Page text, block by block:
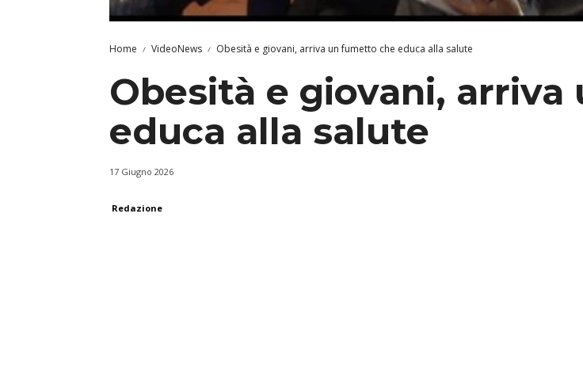
Home VideoNews Obesità e giovani, arriva un fumetto che educa alla salute
Obesità e giovani,
educa alla salute
17 Giugno 2026
Redazione